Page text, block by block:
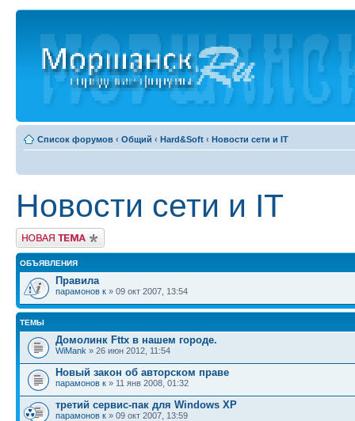
Список форумов ‹ Общий ‹ Hard&Soft ‹ Новости сети и IT
Новости сети и IT
Новая тема
ОБЪЯВЛЕНИЯ
Правила
парамонов к » 09 окт 2007, 13:54
ТЕМЫ
Домолинк Fttx в нашем городе.
WiMank » 26 июн 2012, 11:54
Новый закон об авторском праве
парамонов к » 11 янв 2008, 01:32
третий сервис-пак для Windows ХР
парамонов к » 09 окт 2007, 13:59